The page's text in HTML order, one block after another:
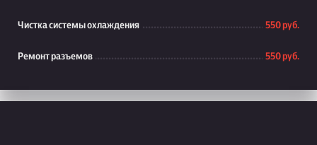
Чистка системы охлаждения 550 руб.
Ремонт разъемов 550 руб.